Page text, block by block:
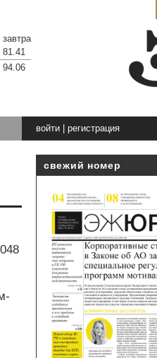
завтра
81.41
94.06
войти| регистрация
свежий номер